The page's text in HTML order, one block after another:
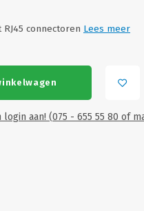
RJ45 connectoren Lees meer
aan! (075 - 655 55 80 of